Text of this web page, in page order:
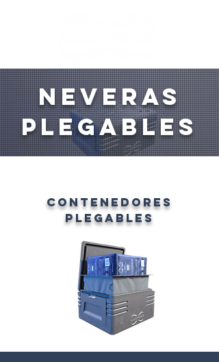
Neveras
PLEGABLES
Contenedores
PLEGABLES